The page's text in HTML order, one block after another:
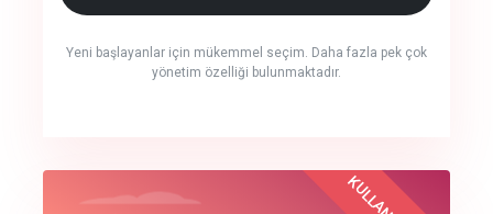
Yeni başlayanlar için mükemmel seçim. Daha fazla pek çok
yönetim özelliği bulunmaktadır.
crm auto cync